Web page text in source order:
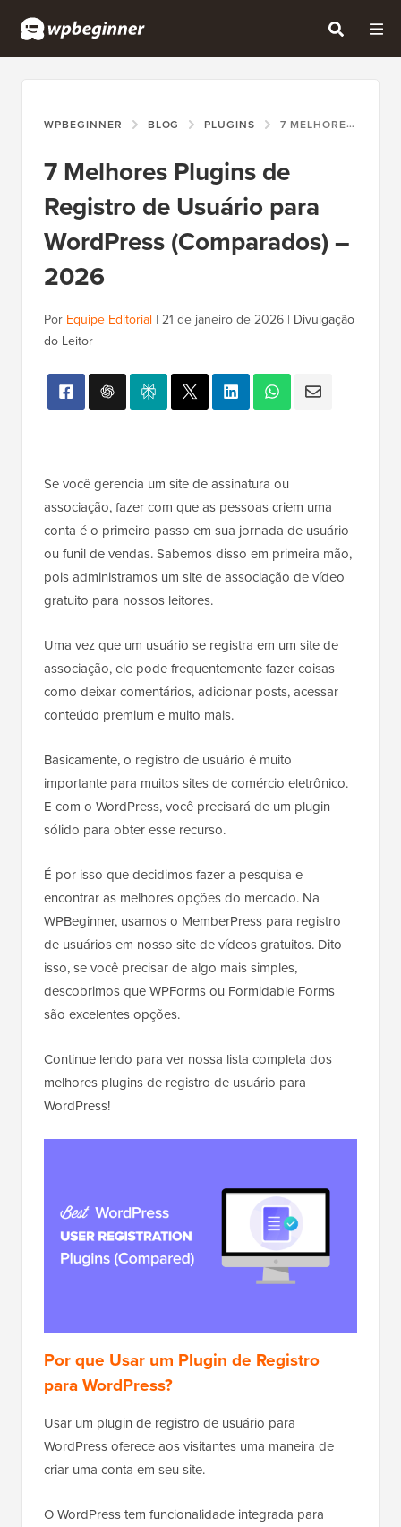
WPBEGINNER BLOG PLUGINS 7 MELHORES PLUGINS DE REGISTRO DE USUÁRIO PARA WORDPRESS (COMPARADOS) – 2026
7 Melhores Plugins de
Registro de Usuário para
WordPress (Comparados) –
2026
Por Equipe Editorial | 21 de janeiro de 2026 | Divulgação
do Leitor
Se você gerencia um site de assinatura ou
associação, fazer com que as pessoas criem uma
conta é o primeiro passo em sua jornada de usuário
ou funil de vendas. Sabemos disso em primeira mão,
pois administramos um site de associação de vídeo
gratuito para nossos leitores.
Uma vez que um usuário se registra em um site de
associação, ele pode frequentemente fazer coisas
como deixar comentários, adicionar posts, acessar
conteúdo premium e muito mais.
Basicamente, o registro de usuário é muito
importante para muitos sites de comércio eletrônico.
E com o WordPress, você precisará de um plugin
sólido para obter esse recurso.
É por isso que decidimos fazer a pesquisa e
encontrar as melhores opções do mercado. Na
WPBeginner, usamos o MemberPress para registro
de usuários em nosso site de vídeos gratuitos. Dito
isso, se você precisar de algo mais simples,
descobrimos que WPForms ou Formidable Forms
são excelentes opções.
Continue lendo para ver nossa lista completa dos
melhores plugins de registro de usuário para
WordPress!
Por que Usar um Plugin de Registro
para WordPress?
Usar um plugin de registro de usuário para
WordPress oferece aos visitantes uma maneira de
criar uma conta em seu site.
O WordPress tem funcionalidade integrada para